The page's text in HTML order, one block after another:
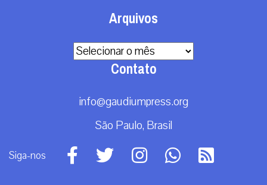
Arquivos
Arquivos
Contato
info@gaudiumpress.org
São Paulo, Brasil
Siga-nos